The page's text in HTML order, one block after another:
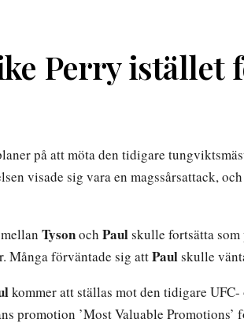
Perry istället
på att möta den tidigare
visade sig vara en magssårsattack,
Tysonoch Paulskulle fortsätta
Många förväntade sig attPaulskulle
kommer att ställas mot den tidigare
promotion ’Most Valuable